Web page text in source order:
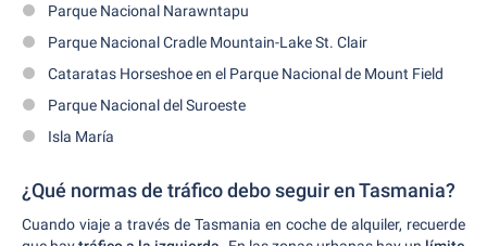
Parque Nacional Narawntapu
Parque Nacional Cradle Mountain-Lake St. Clair
Cataratas Horseshoe en el Parque Nacional de Mount Field
Parque Nacional del Suroeste
Isla María
¿Qué normas de tráfico debo seguir en Tasmania?
Cuando viaje a través de Tasmania en coche de alquiler, recuerde